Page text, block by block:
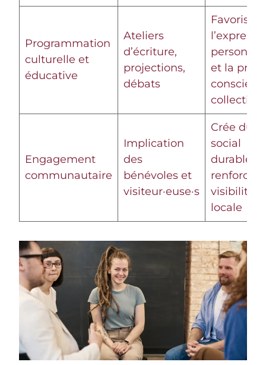
Programmation
culturelle et
éducative
Ateliers
d’écriture,
projections,
débats
Favorise
et la prise
collective
Engagement
communautaire
Implication
des
bénévoles et
visiteur·euse·s
Crée du
social
durable et
renforce
visibilité
locale